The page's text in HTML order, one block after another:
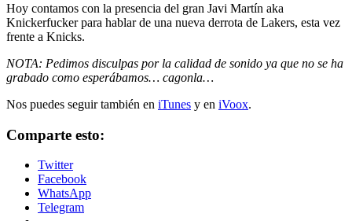
Hoy contamos con la presencia del gran Javi Martín aka
Knickerfucker para hablar de una nueva derrota de Lakers, esta vez
frente a Knicks.
NOTA: Pedimos disculpas por la calidad de sonido ya que no se ha
grabado como esperábamos… cagonla…
Nos puedes seguir también en iTunes y en iVoox.
Comparte esto:
Twitter
Facebook
WhatsApp
Telegram